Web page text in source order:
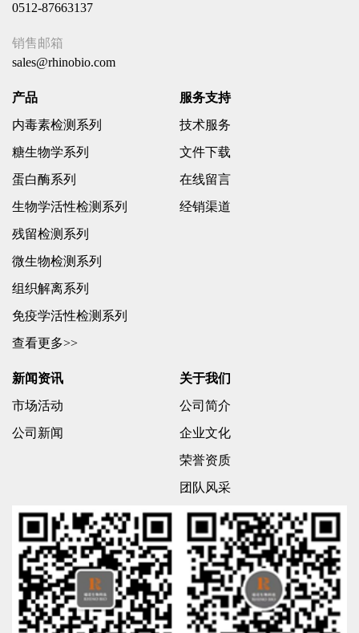
0512-87663137
销售邮箱
sales@rhinobio.com
产品
内毒素检测系列
糖生物学系列
蛋白酶系列
生物学活性检测系列
残留检测系列
微生物检测系列
组织解离系列
免疫学活性检测系列
查看更多>>
服务支持
技术服务
文件下载
在线留言
经销渠道
新闻资讯
市场活动
公司新闻
关于我们
公司简介
企业文化
荣誉资质
团队风采